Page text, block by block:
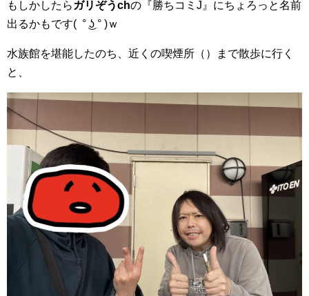
もしかしたら ガリぞうchの『勝ちコミJ』にちょろっと名前
出るかもです( ° ͜ʖ ° )ｗ
水族館を堪能したのち、近くの喫煙所（）まで散歩に行く
と、